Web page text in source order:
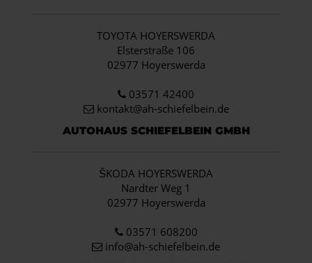
TOYOTA HOYERSWERDA
Elsterstraße 106
02977 Hoyerswerda
03571 42400
kontakt@ah-schiefelbein.de
AUTOHAUS SCHIEFELBEIN GMBH
ŠKODA HOYERSWERDA
Nardter Weg 1
02977 Hoyerswerda
03571 608200
info@ah-schiefelbein.de